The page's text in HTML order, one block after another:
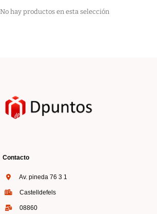
No hay productos en esta selección
Contacto
Av. pineda 76 3 1
Castelldefels
08860